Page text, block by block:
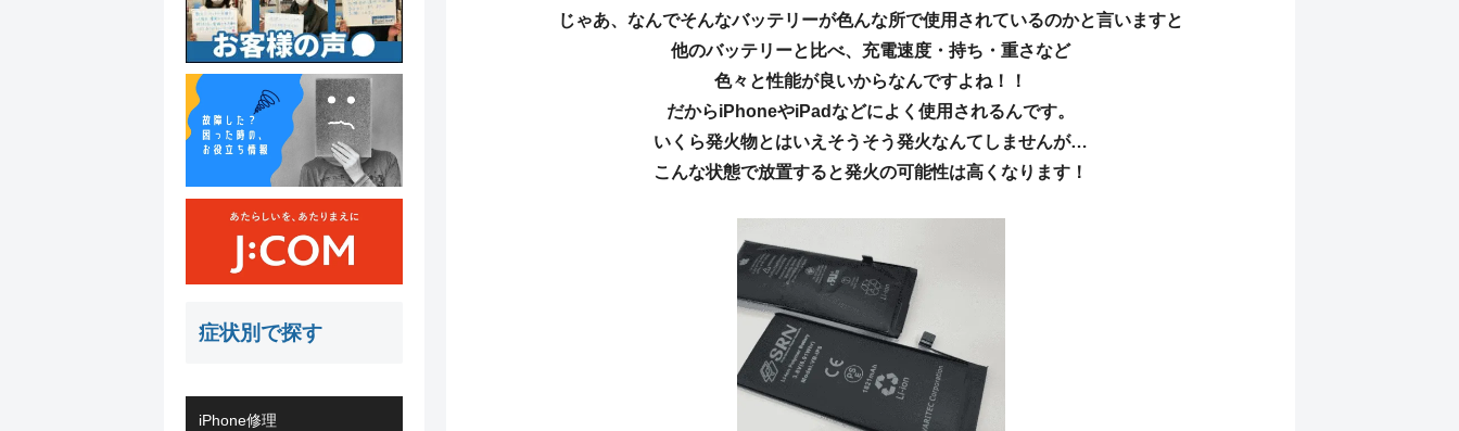
じゃあ、なんでそんなバッテリーが色んな所で使用されているのかと言いますと
他のバッテリーと比べ、充電速度・持ち・重さなど
色々と性能が良いからなんですよね！！
だからiPhoneやiPadなどによく使用されるんです。
いくら発火物とはいえそうそう発火なんてしませんが…
こんな状態で放置すると発火の可能性は高くなります！
症状別で探す
iPhone修理